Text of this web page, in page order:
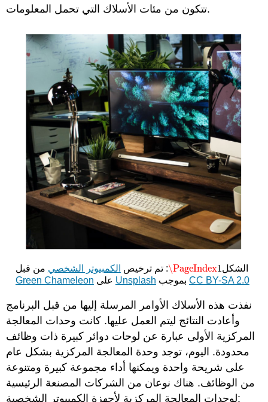
تتكون من مئات الأسلاك التي تحمل المعلومات.
الشكل \PageIndex1
\PageIndex1 : تم ترخيص الكمبيوتر الشخصي من قبل
Green Chameleon
Unsplash CC BY-SA 2.0
نفذت هذه الأسلاك الأوامر المرسلة إليها من قبل البرنامج
وأعادت النتائج ليتم العمل عليها. كانت وحدات المعالجة
المركزية الأولى عبارة عن لوحات دوائر كبيرة ذات وظائف
محدودة. اليوم، توجد وحدة المعالجة المركزية بشكل عام
على شريحة واحدة ويمكنها أداء مجموعة كبيرة ومتنوعة
من الوظائف. هناك نوعان من الشركات المصنعة الرئيسية
لوحدات المعالجة المركزية لأجهزة الكمبيوتر الشخصية: